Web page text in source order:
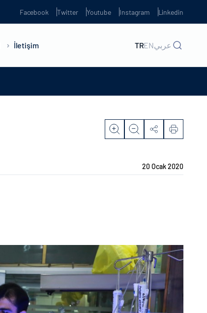
Facebook Twitter Youtube Instagram Linkedin
İletişim TRENعربي
20 Ocak 2020